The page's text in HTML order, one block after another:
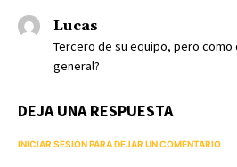
Lucas
Tercero de su equipo, pero como
general?
DEJA UNA RESPUESTA
INICIAR SESIÓN PARA DEJAR UN COMENTARIO